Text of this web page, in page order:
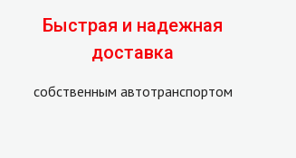
Быстрая и надежная
доставка
собственным автотранспортом